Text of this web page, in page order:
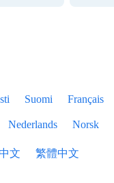
Suomi Français
Nederlands Norsk
文 繁體中文